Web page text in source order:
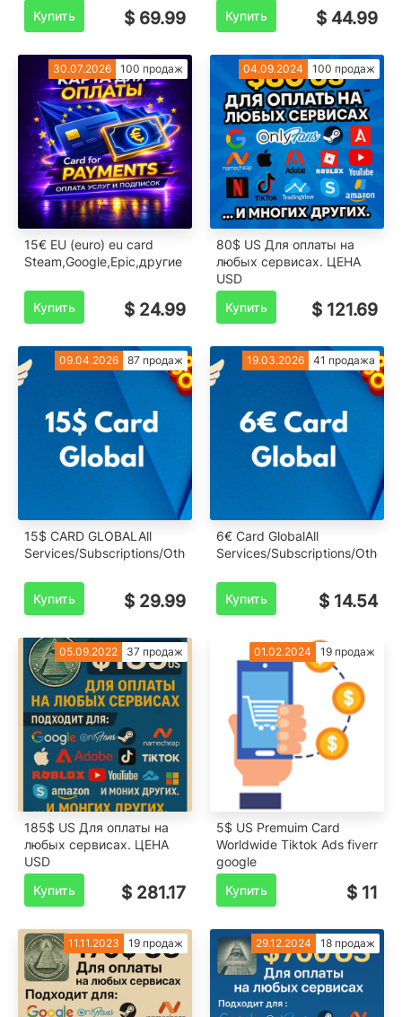
Купить
$ 69.99
Купить
$ 44.99
30.07.2026 100 продаж
15€ EU (euro) eu card
Steam,Google,Epic,другие
Купить $ 24.99
04.09.2024 100 продаж
80$ US Для оплаты на
любых сервисах. ЦЕНА
USD
Купить
$ 121.69
09.04.2026 87 продаж
15$ CARD GLOBALAll
Services/Subscriptions/Others
Купить $ 29.99
19.03.2026 41 продажа
6€ Card GlobalAll
Services/Subscriptions/
Купить $ 14.54
05.09.2022 37 продаж
185$ US Для оплаты на
любых сервисах. ЦЕНА
USD
Купить
$ 281.17
01.02.2024 19 продаж
5$ US Premuim Card
Worldwide Tiktok Ads fiverr
google
Купить
$ 11
11.11.2023 19 продаж 29.12.2024 18 продаж